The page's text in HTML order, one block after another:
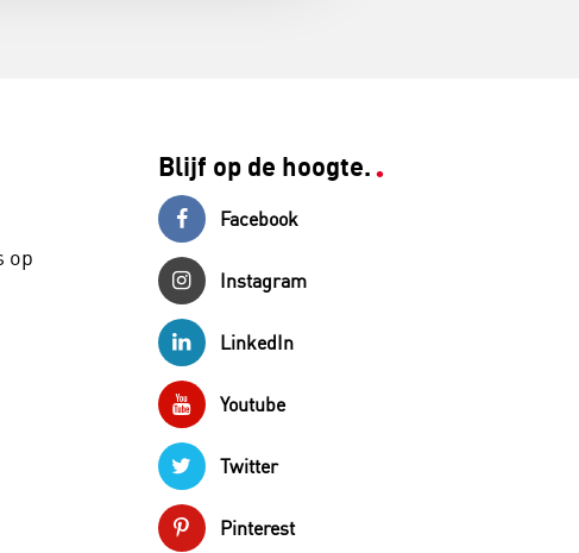
op
Blijf op de hoogte.
Facebook
Instagram
LinkedIn
Youtube
Twitter
Pinterest